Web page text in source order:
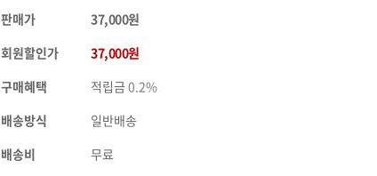
판매가
37,000원
회원할인가
37,000원
구매혜택
적립금 0.2%
배송방식
일반배송
배송비
무료